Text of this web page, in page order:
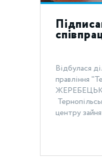
Відбулася
правління
центру